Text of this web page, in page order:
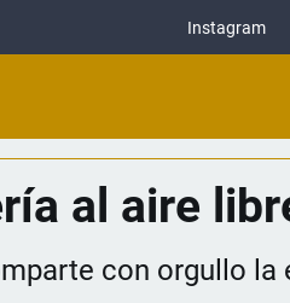
Instagram
al aire
con orgullo la